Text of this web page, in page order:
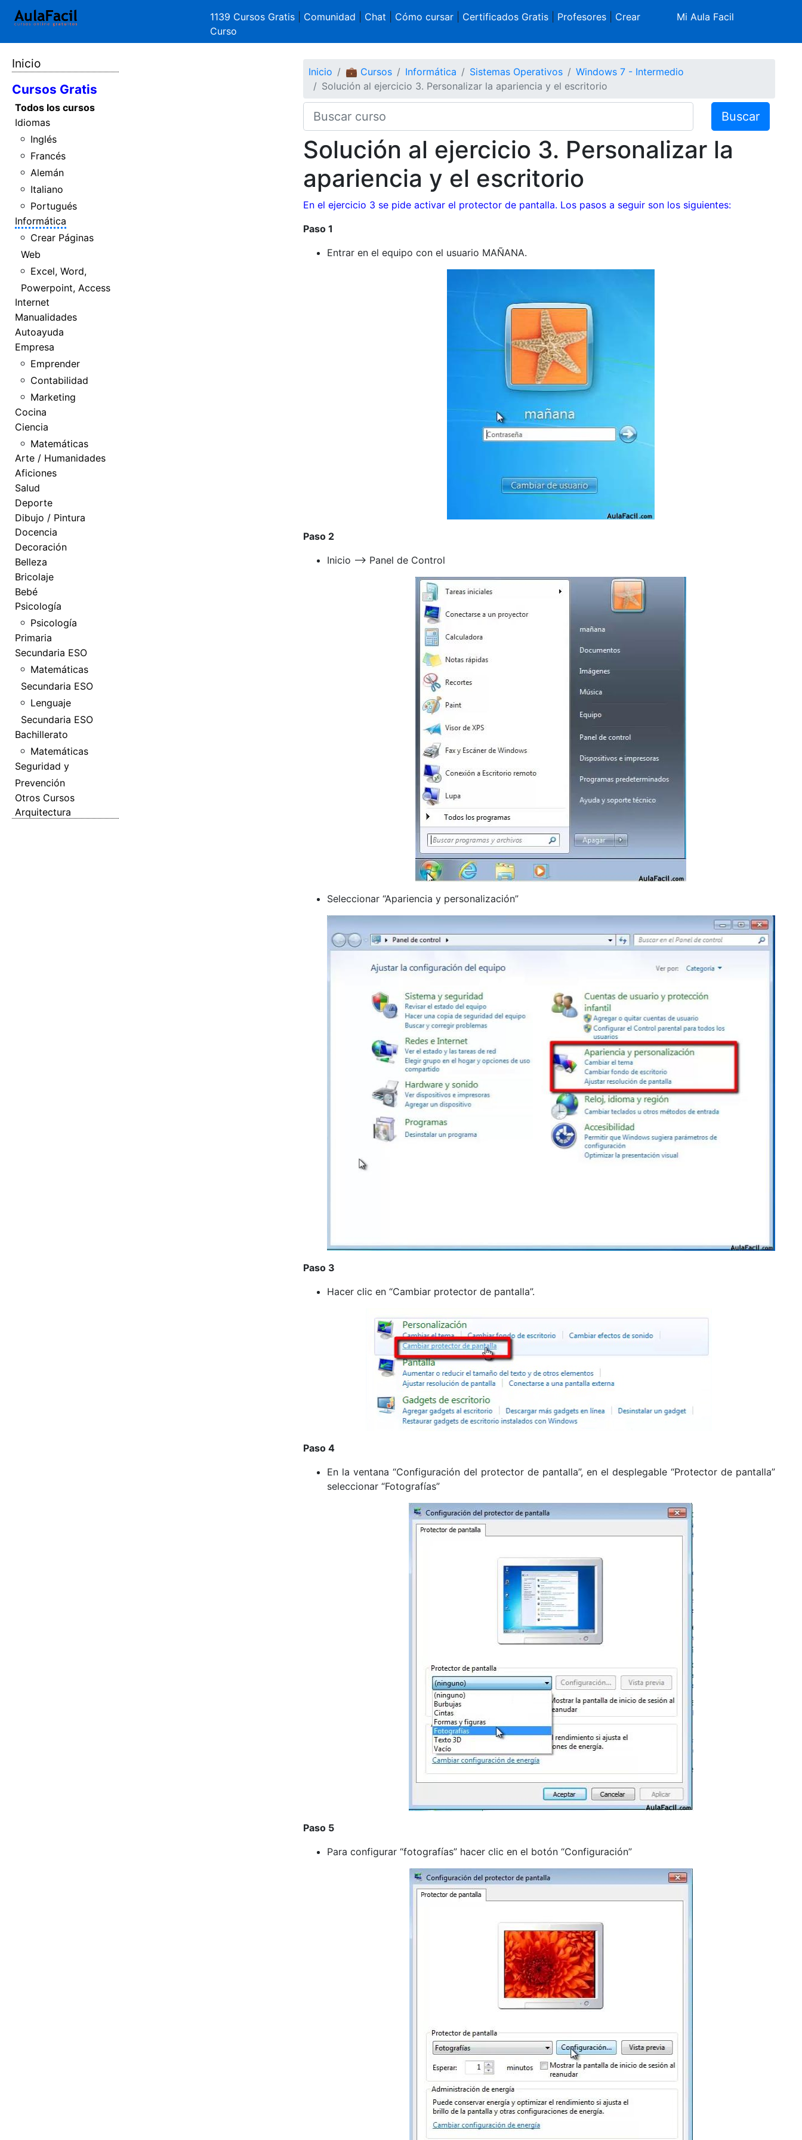
1139 Cursos Gratis Comunidad Chat Cómo cursar| Certificados Gratis| Profesores| Crear
Curso
Mi Aula Facil
Inicio
Cursos Gratis
Todos los cursos
Idiomas
Inglés
Francés
Alemán
Italiano
Portugués
Informática
Crear Páginas
Web
Excel, Word,
Powerpoint, Access
Internet
Manualidades
Autoayuda
Empresa
Emprender
Contabilidad
Marketing
Cocina
Ciencia
Matemáticas
Arte / Humanidades
Aficiones
Salud
Deporte
Dibujo / Pintura
Docencia
Decoración
Belleza
Bricolaje
Bebé
Psicología
Psicología
Primaria
Secundaria ESO
Matemáticas
Secundaria ESO
Lenguaje
Secundaria ESO
Bachillerato
Matemáticas
Seguridad y
Prevención
Otros Cursos
Arquitectura
Inicio 💼 Cursos Informática Sistemas Operativos
Windows 7 - Intermedio
Solución al ejercicio 3. Personalizar la apariencia y el escritorio
Buscar
Solución al ejercicio 3. Personalizar la
apariencia y el escritorio
En el ejercicio 3 se pide activar el protector de pantalla. Los pasos a seguir son los siguientes:
Paso 1
Entrar en el equipo con el usuario MAÑANA.
Paso 2
Inicio --> Panel de Control
Seleccionar “Apariencia y personalización”
Paso 3
Hacer clic en “Cambiar protector de pantalla”.
Paso 4
En la ventana “Configuración del protector de pantalla”, en el desplegable “Protector de pantalla”
seleccionar “Fotografías”
Paso 5
Para configurar “fotografías” hacer clic en el botón “Configuración”